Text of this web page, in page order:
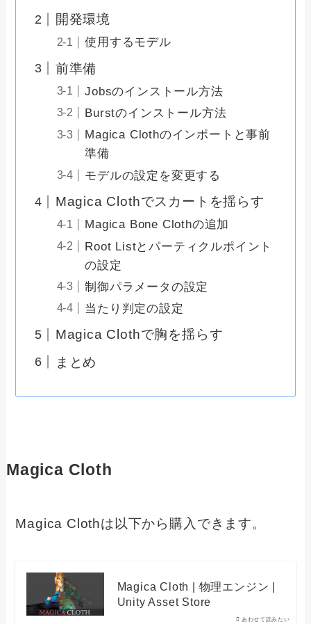
開発環境
使用するモデル
前準備
Jobsのインストール方法
Burstのインストール方法
Magica Clothのインポートと事前
準備
モデルの設定を変更する
Magica Clothでスカートを揺らす
Magica Bone Clothの追加
Root Listとパーティクルポイント
の設定
制御パラメータの設定
当たり判定の設定
Magica Clothで胸を揺らす
まとめ
Magica Cloth
Magica Clothは以下から購入できます。
あわせて読みたい
Magica Cloth | 物理エンジン |
Unity Asset Store